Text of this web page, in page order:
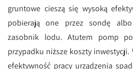
gruntowe cieszą się wysoką
pobierają one przez sondę
zasobnik lodu. Atutem pomp
przypadku niższe koszty
efektywność pracy urządzenia